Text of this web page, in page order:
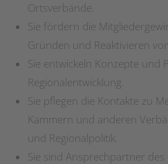
Ortsverbände.
Sie fördern die
Gründen und Reaktivieren
Sie entwickeln Konzepte und
Regionalentwicklung.
Sie pflegen die Kontakte zu
Kammern und anderen
und Regionalpolitik.
Sie sind Ansprechpartner des